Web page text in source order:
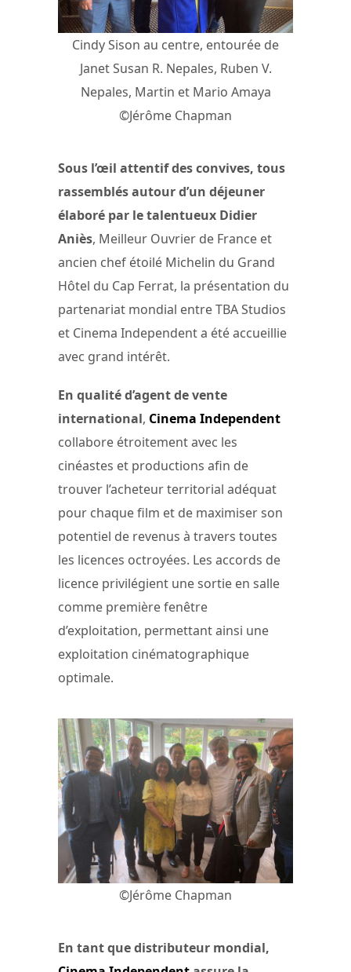
Cindy Sison au centre, entourée de
Janet Susan R. Nepales, Ruben V.
Nepales, Martin et Mario Amaya
©Jérôme Chapman
Sous l’œil attentif des convives, tous
rassemblés autour d’un déjeuner
élaboré par le talentueux Didier
Aniès, Meilleur Ouvrier de France et
ancien chef étoilé Michelin du Grand
Hôtel du Cap Ferrat, la présentation du
partenariat mondial entre TBA Studios
et Cinema Independent a été accueillie
avec grand intérêt.
En qualité d’agent de vente
international, Cinema Independent
collabore étroitement avec les
cinéastes et productions afin de
trouver l’acheteur territorial adéquat
pour chaque film et de maximiser son
potentiel de revenus à travers toutes
les licences octroyées. Les accords de
licence privilégient une sortie en salle
comme première fenêtre
d’exploitation, permettant ainsi une
exploitation cinématographique
optimale.
©Jérôme Chapman
En tant que distributeur mondial,